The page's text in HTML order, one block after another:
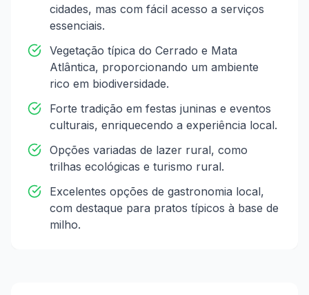
cidades, mas com fácil acesso a serviços
essenciais.
Vegetação típica do Cerrado e Mata
Atlântica, proporcionando um ambiente
rico em biodiversidade.
Forte tradição em festas juninas e eventos
culturais, enriquecendo a experiência local.
Opções variadas de lazer rural, como
trilhas ecológicas e turismo rural.
Excelentes opções de gastronomia local,
com destaque para pratos típicos à base de
milho.